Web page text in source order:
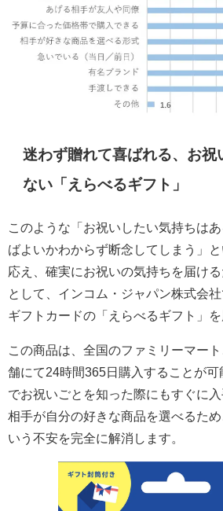
迷わず贈れて喜ばれる、お祝
ない「えらべるギフト」
このような「お祝いしたい気持ちは
ばよいかわからず断念してしまう」
応え、確実にお祝いの気持ちを届け
として、インコム・ジャパン株式会
ギフトカードの「えらべるギフト」を
この商品は、全国のファミリーマー
舗にて24時間365日購入することが
でお祝いごとを知った際にもすぐに
相手が自分の好きな商品を選べるた
いう不安を完全に解消します。